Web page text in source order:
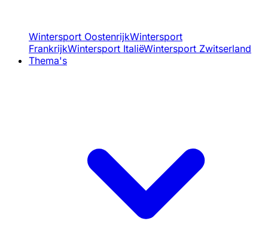
Wintersport OostenrijkWintersport
FrankrijkWintersport ItaliëWintersport Zwitserland
Thema's